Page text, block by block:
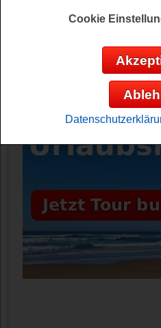
Müller verlost
Anzeige:
Cookie